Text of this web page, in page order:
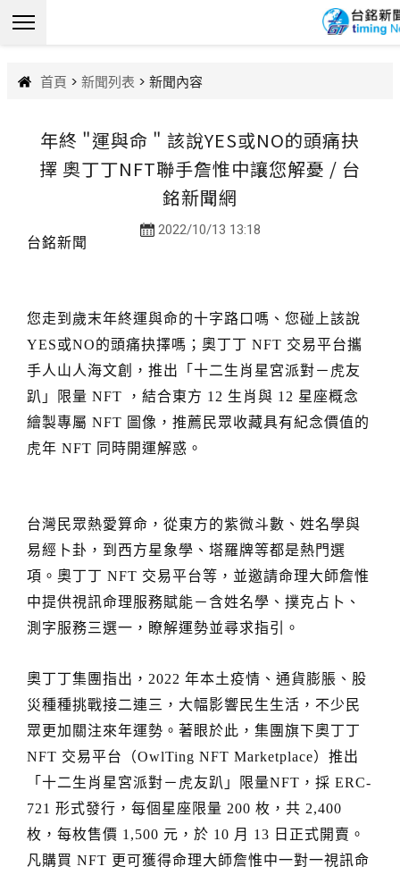
首頁 > 新聞列表 > 新聞內容
年終 "運與命 " 該說YES或NO的頭痛抉
擇 奧丁丁NFT聯手詹惟中讓您解憂 / 台
銘新聞網
2022/10/13 13:18
台銘新聞
您走到歲末年終運與命的十字路口嗎、您碰上該說
YES或NO的頭痛抉擇嗎；奧丁丁 NFT 交易平台攜
手人山人海文創，推出「十二生肖星宮派對－虎友
趴」限量 NFT ，結合東方 12 生肖與 12 星座概念
繪製專屬 NFT 圖像，推薦民眾收藏具有紀念價值的
虎年 NFT 同時開運解惑。
台灣民眾熱愛算命，從東方的紫微斗數、姓名學與
易經卜卦，到西方星象學、塔羅牌等都是熱門選
項。奧丁丁 NFT 交易平台等，並邀請命理大師詹惟
中提供視訊命理服務賦能－含姓名學、撲克占卜、
測字服務三選一，瞭解運勢並尋求指引。
奧丁丁集團指出， 2022 年本土疫情、通貨膨脹、股
災種種挑戰接二連三，大幅影響民生生活，不少民
眾更加關注來年運勢。著眼於此，集團旗下奧丁丁
NFT 交易平台（OwlTing NFT Marketplace）推出
「十二生肖星宮派對－虎友趴」限量NFT ，採 ERC-
721 形式發行，每個星座限量 200 枚，共 2,400
枚，每枚售價 1,500 元，於 10 月 13 日正式開賣。
凡購買 NFT 更可獲得命理大師詹惟中一對一視訊命